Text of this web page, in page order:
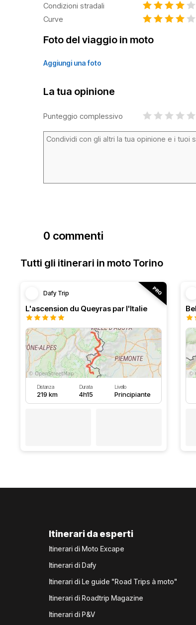
Condizioni stradali
Curve
Foto del viaggio in moto
Aggiungi una foto
La tua opinione
Punteggio complessivo
0 commenti
Tutti gli itinerari in moto Torino
Dafy Trip
L'ascension du Queyras par l'Italie
Distanza
219 km
Durata
4h15
Livello
Principiante
Itinerari da esperti
Itinerari di Moto Excape
Itinerari di Dafy
Itinerari di Le guide "Road Trips à moto"
Itinerari di Roadtrip Magazine
Itinerari di P&V